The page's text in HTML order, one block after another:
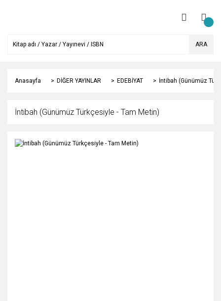
ARA
Anasayfa DİĞER YAYINLAR EDEBİYAT İntibah (Günümüz
İntibah (Günümüz Türkçesiyle - Tam Metin)